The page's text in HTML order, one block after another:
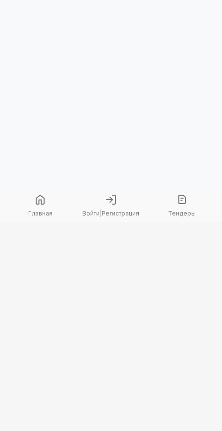
Главная Войти Регистрация Тендеры